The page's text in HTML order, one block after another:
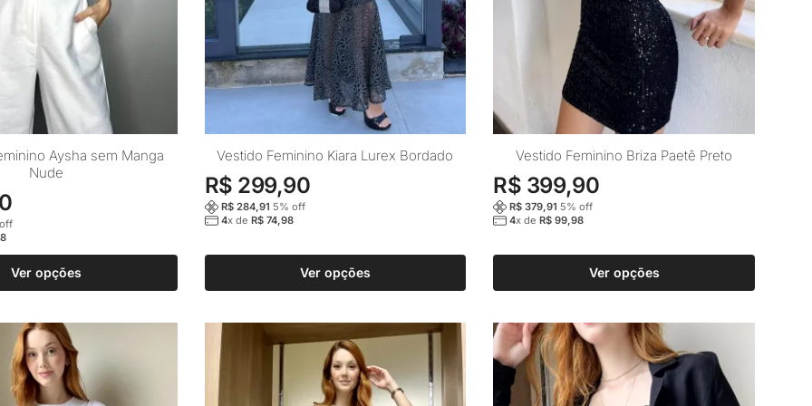
Aysha sem Manga
Nude
Ver opções
Vestido Feminino Kiara Lurex Bordado
R$ 299,90
R$284,91 5% off
4x de R$74,98
Ver opções
Este
produto
tem
várias
opções
ser
escolhidas
na
Vestido Feminino Briza Paetê Preto
R$ 399,90
R$ 379,91 5% off
4x deR$ 99,98
Ver opções
Este
produto
tem
várias
opções
ser
escolhidas